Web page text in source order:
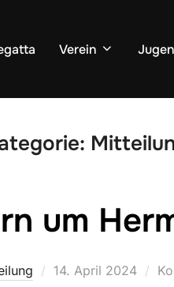
Verein
um
Veröffentlicht
14. April 2024